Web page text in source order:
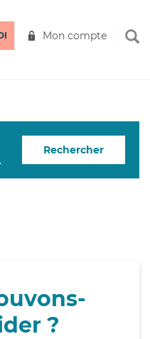
Mon compte
Rechercher
?